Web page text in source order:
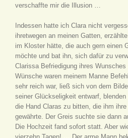
verschaffte mir die Illusion …
Indessen hatte ich Clara nicht
ihretwegen an meinen Gatten,
im Kloster hätte, die auch gern einen
möchte und bat ihn, sich dafür zu
Clarissa Befriedigung ihres
Wünsche waren meinem Manne
sehr reich war, ließ sich von dem
seiner Glückseligkeit entwarf,
die Hand Claras zu bitten, die ihm
gewährte. Der Greis suchte sie dann
Die Hochzeit fand sofort statt. Aber